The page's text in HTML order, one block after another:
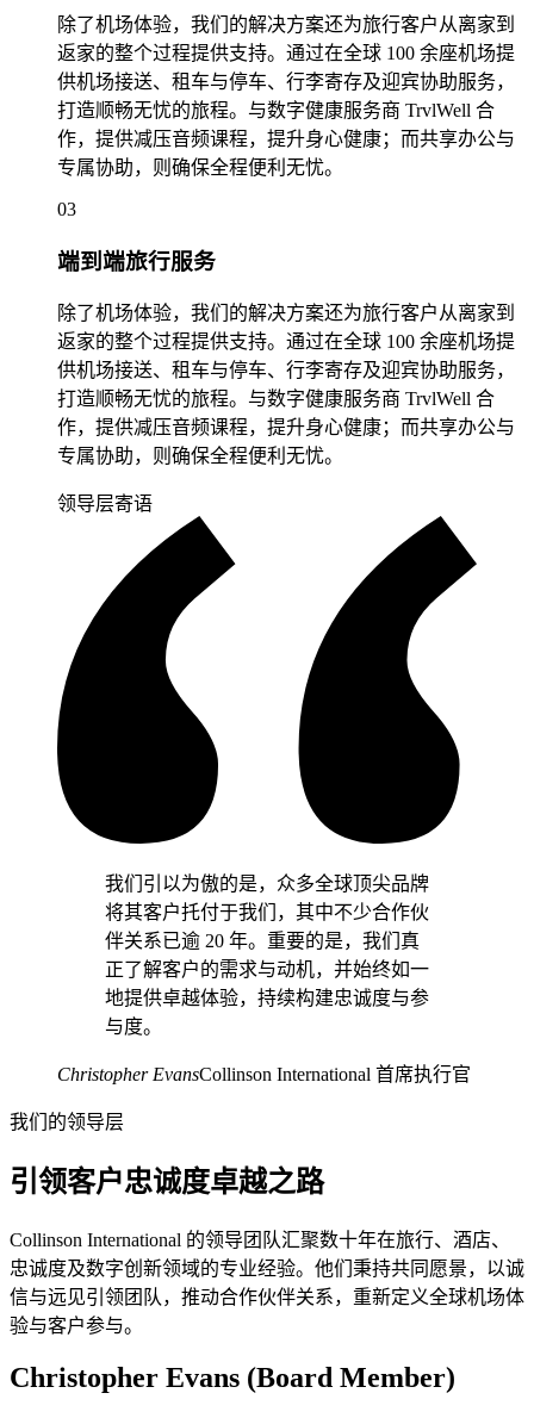
除了机场体验，我们的解决方案还为旅行客户从离家到
返家的整个过程提供支持。通过在全球 100 余座机场提
供机场接送、租车与停车、行李寄存及迎宾协助服务，
打造顺畅无忧的旅程。与数字健康服务商 TrvlWell 合
作，提供减压音频课程，提升身心健康；而共享办公与
专属协助，则确保全程便利无忧。
03
端到端旅行服务
除了机场体验，我们的解决方案还为旅行客户从离家到
返家的整个过程提供支持。通过在全球 100 余座机场提
供机场接送、租车与停车、行李寄存及迎宾协助服务，
打造顺畅无忧的旅程。与数字健康服务商 TrvlWell 合
作，提供减压音频课程，提升身心健康；而共享办公与
专属协助，则确保全程便利无忧。
领导层寄语
我们引以为傲的是，众多全球顶尖品牌
将其客户托付于我们，其中不少合作伙
伴关系已逾 20 年。重要的是，我们真
正了解客户的需求与动机，并始终如一
地提供卓越体验，持续构建忠诚度与参
与度。
Christopher EvansCollinson International 首席执行官
我们的领导层
引领客户忠诚度卓越之路
Collinson International 的领导团队汇聚数十年在旅行、酒店、
忠诚度及数字创新领域的专业经验。他们秉持共同愿景，以诚
信与远见引领团队，推动合作伙伴关系，重新定义全球机场体
验与客户参与。
Christopher Evans (Board Member)